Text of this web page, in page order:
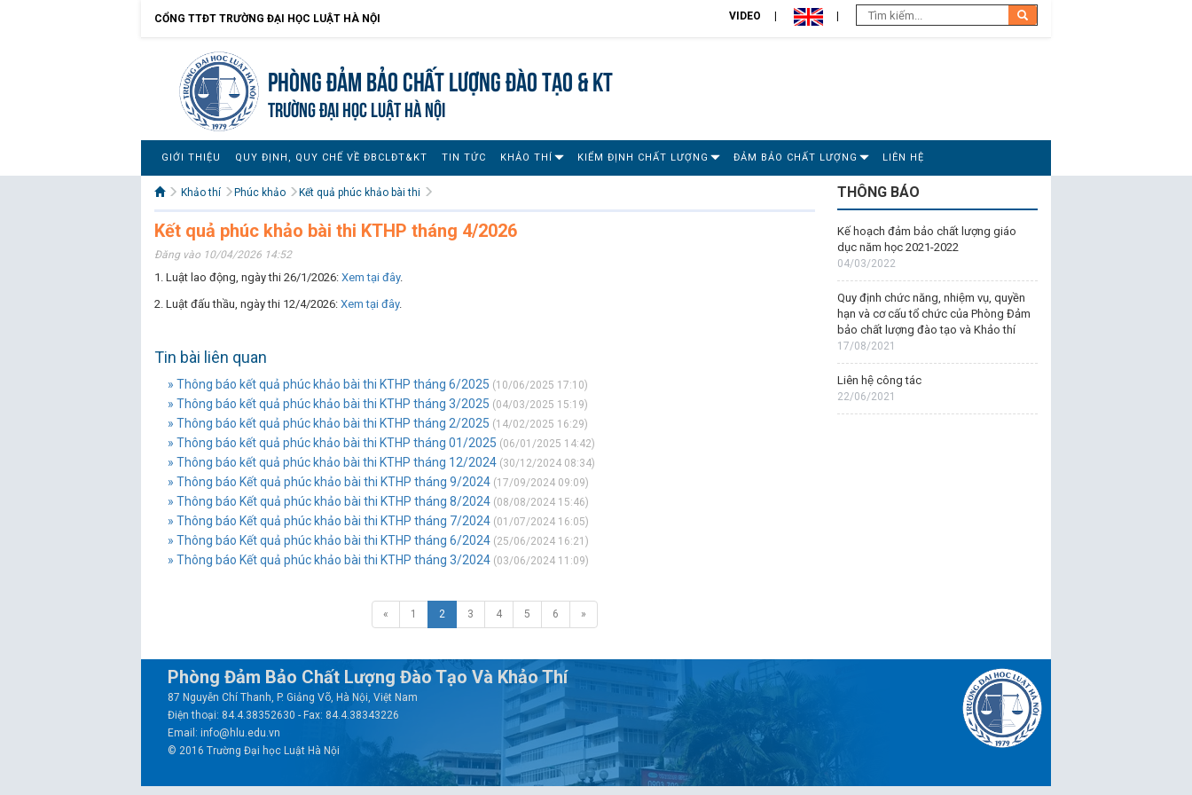
CỔNG TTĐT TRƯỜNG ĐẠI HỌC LUẬT HÀ NỘI VIDEO
Phòng Đảm bảo chất lượng đào tạo & KT
TRƯỜNG ĐẠI HỌC LUẬT HÀ NỘI
GIỚI THIỆU QUY ĐỊNH, QUY CHẾ VỀ ĐBCLĐT&KT TIN TỨC KHẢO THÍ KIỂM ĐỊNH CHẤT LƯỢNG ĐẢM BẢO CHẤT LƯỢNG LIÊN HỆ
Khảo thí Phúc khảo Kết quả phúc khảo bài thi
Kết quả phúc khảo bài thi KTHP tháng 4/2026
Đăng vào 10/04/2026 14:52
1. Luật lao động, ngày thi 26/1/2026: Xem tại đây.
2. Luật đấu thầu, ngày thi 12/4/2026: Xem tại đây.
Tin bài liên quan
» Thông báo kết quả phúc khảo bài thi KTHP tháng 6/2025 (10/06/2025 17:10)
» Thông báo kết quả phúc khảo bài thi KTHP tháng 3/2025 (04/03/2025 15:19)
» Thông báo kết quả phúc khảo bài thi KTHP tháng 2/2025 (14/02/2025 16:29)
» Thông báo kết quả phúc khảo bài thi KTHP tháng 01/2025 (06/01/2025 14:42)
» Thông báo kết quả phúc khảo bài thi KTHP tháng 12/2024 (30/12/2024 08:34)
» Thông báo Kết quả phúc khảo bài thi KTHP tháng 9/2024 (17/09/2024 09:09)
» Thông báo Kết quả phúc khảo bài thi KTHP tháng 8/2024 (08/08/2024 15:46)
» Thông báo Kết quả phúc khảo bài thi KTHP tháng 7/2024 (01/07/2024 16:05)
» Thông báo Kết quả phúc khảo bài thi KTHP tháng 6/2024 (25/06/2024 16:21)
» Thông báo Kết quả phúc khảo bài thi KTHP tháng 3/2024 (03/06/2024 11:09)
« 1 2 3 4 5 6 »
THÔNG BÁO
Kế hoạch đảm bảo chất lượng giáo
dục năm học 2021-2022
04/03/2022
Quy định chức năng, nhiệm vụ, quyền
hạn và cơ cấu tổ chức của Phòng Đảm
bảo chất lượng đào tạo và Khảo thí
17/08/2021
Liên hệ công tác
22/06/2021
Phòng Đảm Bảo Chất Lượng Đào Tạo Và Khảo Thí
87 Nguyễn Chí Thanh, P. Giảng Võ, Hà Nội, Việt Nam
Điện thoại: 84.4.38352630 - Fax: 84.4.38343226
Email: info@hlu.edu.vn
© 2016 Trường Đại học Luật Hà Nội